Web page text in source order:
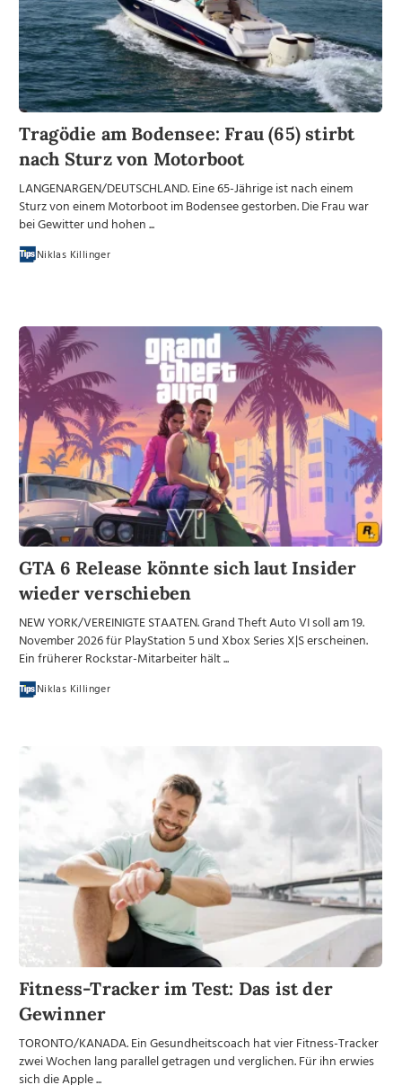
Tragödie am Bodensee: Frau (65) stirbt
nach Sturz von Motorboot
LANGENARGEN/DEUTSCHLAND. Eine 65-Jährige ist nach einem
Sturz von einem Motorboot im Bodensee gestorben. Die Frau war
bei Gewitter und hohen ...
Niklas Killinger
GTA 6 Release könnte sich laut Insider
wieder verschieben
NEW YORK/VEREINIGTE STAATEN. Grand Theft Auto VI soll am 19.
November 2026 für PlayStation 5 und Xbox Series X|S erscheinen.
Ein früherer Rockstar-Mitarbeiter hält ...
Niklas Killinger
Fitness-Tracker im Test: Das ist der
Gewinner
TORONTO/KANADA. Ein Gesundheitscoach hat vier Fitness-Tracker
zwei Wochen lang parallel getragen und verglichen. Für ihn erwies
sich die Apple ...